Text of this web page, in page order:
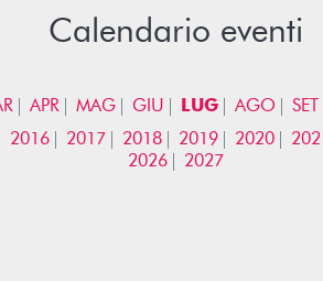
Calendario eventi
APR MAG GIU LUG AGO SET
2016 2017 2018 2019 2020 2021
2026
2027